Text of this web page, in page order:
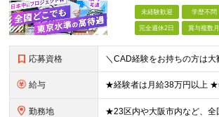
未経験歓迎 学歴不問
完全週休2日 賞与複数月
応募資格
給与
勤務地